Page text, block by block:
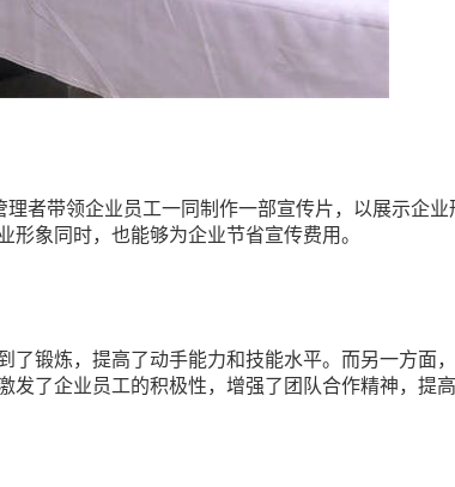
者带领企业员工一同制作一部宣传片，以展示企
象同时，也能够为企业节省宣传费用。
锻炼，提高了动手能力和技能水平。而另一方面
了企业员工的积极性，增强了团队合作精神，提高